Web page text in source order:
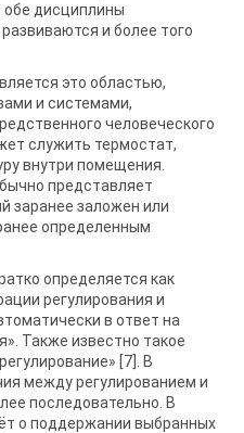
обе дисциплины
и более того
это областью,
и системами,
человеческого
служить термостат,
внутри помещения.
представляет
заранее заложен или
определенным
определяется как
регулирования и
в ответ на
Также известно такое
[7]. В
между регулированием и
последовательно. В
о поддержании выбранных